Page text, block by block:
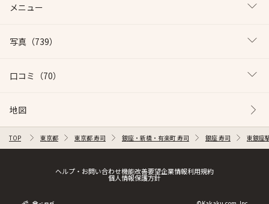
メニュー
写真 （739）
口コミ （70）
地図
TOP 東京都 東京都 寿司 銀座・新橋・有楽町 寿司 銀座 寿司 東銀座
ヘルプ・お問い合わせ機能改善要望企業情報利用規約
個人情報保護方針